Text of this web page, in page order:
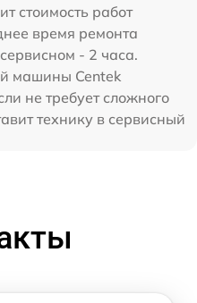
стоимость работ
время ремонта
- 2 часа.
машины Centek
не требует сложного
технику в сервисный